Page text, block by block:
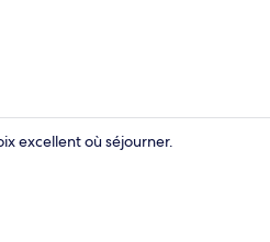
excellent où séjourner.